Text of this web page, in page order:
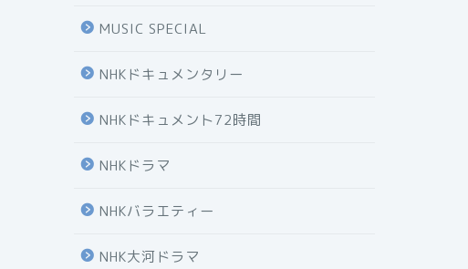
MUSIC SPECIAL
NHKドキュメンタリー
NHKドキュメント72時間
NHKドラマ
NHKバラエティー
NHK大河ドラマ